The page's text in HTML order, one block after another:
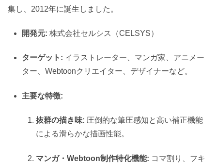
集し、2012年に誕生しました。
開発元: 株式会社セルシス（CELSYS）
ターゲット: イラストレーター、マンガ家、アニメー
ター、Webtoonクリエイター、デザイナーなど。
主要な特徴:
抜群の描き味: 圧倒的な筆圧感知と高い補正機能
による滑らかな描画性能。
マンガ・Webtoon制作特化機能: コマ割り、フキ